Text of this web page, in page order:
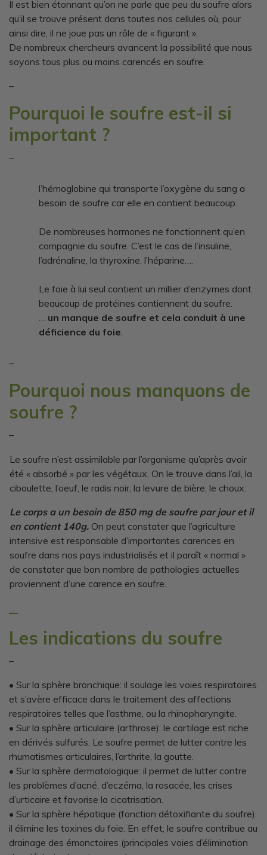
Il est bien étonnant qu’on ne parle que peu du soufre alors
qu’il se trouve présent dans toutes nos cellules où, pour
ainsi dire, il ne joue pas un rôle de « figurant ».
De nombreux chercheurs avancent la possibilité que nous
soyons tous plus ou moins carencés en soufre.
–
Pourquoi le soufre est-il si
important ?
–
l’hémoglobine qui transporte l’oxygène du sang a
besoin de soufre car elle en contient beaucoup.
De nombreuses hormones ne fonctionnent qu’en
compagnie du soufre. C’est le cas de l’insuline,
l’adrénaline, la thyroxine, l’héparine….
Le foie à lui seul contient un millier d’enzymes dont
beaucoup de protéines contiennent du soufre.
… un manque de soufre et cela conduit à une
déficience du foie.
–
Pourquoi nous manquons de
soufre ?
–
Le soufre n’est assimilable par l’organisme qu’après avoir
été « absorbé » par les végétaux. On le trouve dans l’ail, la
ciboulette, l’oeuf, le radis noir, la levure de bière, le choux.
Le corps a un besoin de 850 mg de soufre par jour et il
en contient 140g. On peut constater que l’agriculture
intensive est responsable d’importantes carences en
soufre dans nos pays industrialisés et il paraît « normal »
de constater que bon nombre de pathologies actuelles
proviennent d’une carence en soufre.
–
Les indications du soufre
–
• Sur la sphère bronchique: il soulage les voies respiratoires
et s’avère efficace dans le traitement des affections
respiratoires telles que l’asthme, ou la rhinopharyngite.
• Sur la sphère articulaire (arthrose): le cartilage est riche
en dérivés sulfurés. Le soufre permet de lutter contre les
rhumatismes articulaires, l’arthrite, la goutte.
• Sur la sphère dermatologique: il permet de lutter contre
les problèmes d’acné, d’eczéma, la rosacée, les crises
d’urticaire et favorise la cicatrisation.
• Sur la sphère hépatique (fonction détoxifiante du soufre):
il élimine les toxines du foie. En effet, le soufre contribue au
drainage des émonctoires (principales voies d’élimination